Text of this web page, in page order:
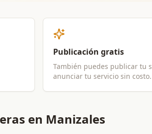
Publicación gratis
También puedes publicar tu
anunciar tu servicio sin costo.
en Manizales